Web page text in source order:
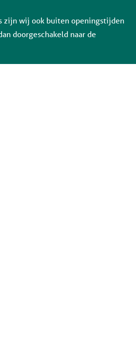
zijn wij ook buiten openingstijden
doorgeschakeld naar de